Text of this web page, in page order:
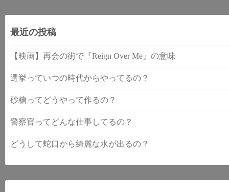
最近の投稿
【映画】再会の街で『Reign Over Me』の意味
選挙っていつの時代からやってるの？
砂糖ってどうやって作るの？
警察官ってどんな仕事してるの？
どうして蛇口から綺麗な水が出るの？